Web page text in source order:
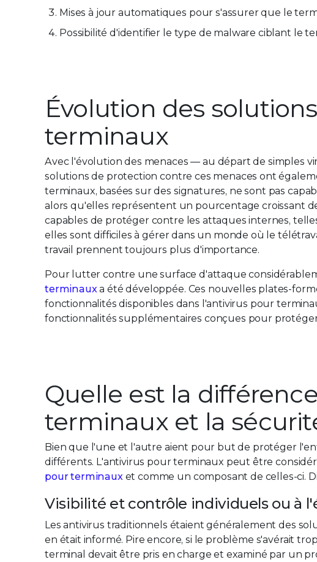
Mises à jour automatiques pour s'assurer que le
Possibilité d'identifier le type de malware ciblant le
Évolution des
terminaux
Avec l'évolution des menaces ― au départ de simples
solutions de protection contre ces menaces ont
terminaux, basées sur des signatures, ne sont pas
alors qu'elles représentent un pourcentage croissant
capables de protéger contre les attaques internes,
elles sont difficiles à gérer dans un monde où le
travail prennent toujours plus d'importance.
Pour lutter contre une surface d'attaque
terminaux a été développée. Ces nouvelles plates-
fonctionnalités disponibles dans l'antivirus pour
fonctionnalités supplémentaires conçues pour
Quelle est la
terminaux et la
Bien que l'une et l'autre aient pour but de protéger
différents. L'antivirus pour terminaux peut être
pour terminaux et comme un composant de celles-ci.
Visibilité et contrôle individuels ou à
Les antivirus traditionnels étaient généralement des
en était informé. Pire encore, si le problème s'avérait
terminal devait être pris en charge et examiné par un